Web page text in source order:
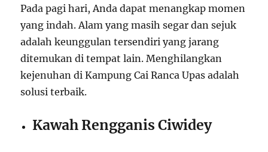
Pada pagi hari, Anda dapat menangkap momen
yang indah. Alam yang masih segar dan sejuk
adalah keunggulan tersendiri yang jarang
ditemukan di tempat lain. Menghilangkan
kejenuhan di Kampung Cai Ranca Upas adalah
solusi terbaik.
Kawah Rengganis Ciwidey